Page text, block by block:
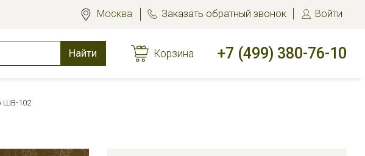
Москва Заказать обратный звонок Войти
Найти Корзина +7 (499) 380-76-10
102